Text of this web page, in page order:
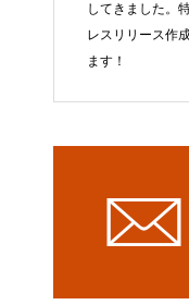
してきました。
レスリリース作
ます！